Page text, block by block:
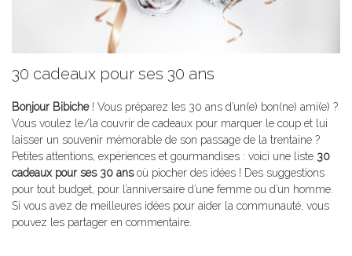
30 cadeaux pour ses 30 ans
Bonjour Bibiche! Vous préparez les 30 ans d’un(e) bon(ne) ami(e) ?
Vous voulez le/la couvrir de cadeaux pour marquer le coup et lui
laisser un souvenir mémorable de son passage de la trentaine ?
Petites attentions, expériences et gourmandises : voici une liste 30
cadeaux pour ses 30 ansoù piocher des idées ! Des suggestions
pour tout budget, pour l’anniversaire d’une femme ou d’un homme.
Si vous avez de meilleures idées pour aider la communauté, vous
pouvez les partager en commentaire.